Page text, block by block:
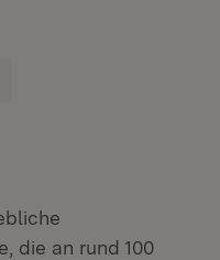
die an rund 100